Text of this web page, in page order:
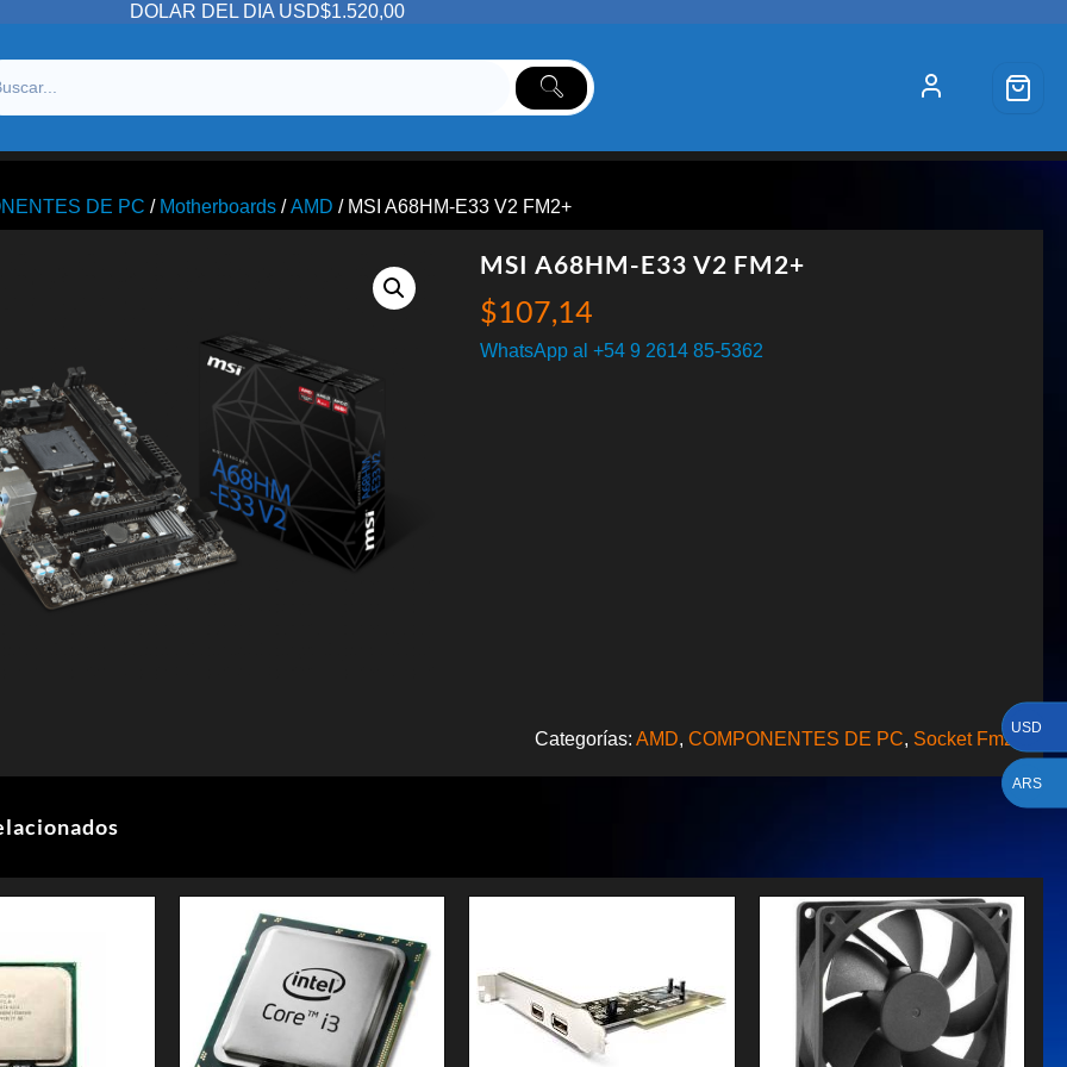
DOLAR DEL DIA USD$1.520,00
DE PC / Motherboards /AMD / MSI A68HM-E33 V2 FM2+
MSI A68HM-E33 V2 FM2+
$107,14
WhatsApp al +54 9 2614 85-5362
Categorías: AMD, COMPONENTES DE PC, Socket Fm2+
USD
ARS